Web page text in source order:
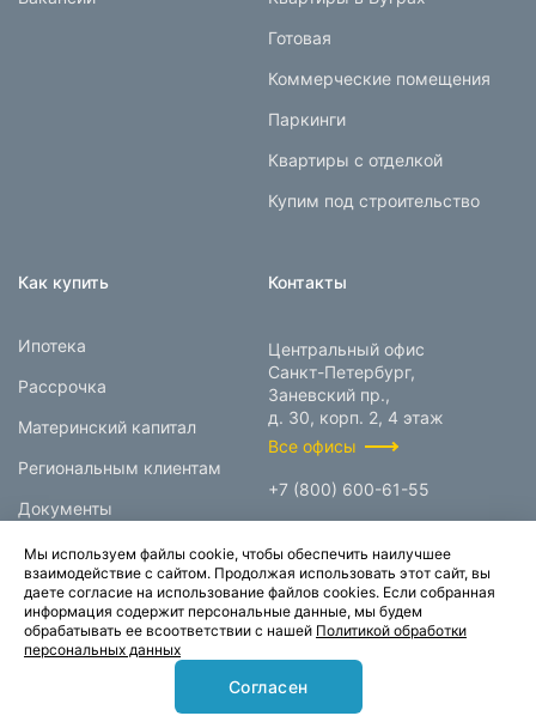
Готовая
Коммерческие помещения
Паркинги
Квартиры с отделкой
Купим под строительство
Как купить
Ипотека
Рассрочка
Материнский капитал
Региональным клиентам
Документы
Контакты
Центральный офис
Санкт-Петербург,
Заневский пр.,
д. 30, корп. 2, 4 этаж
Все офисы
+7 (800) 600-61-55
© 1995-2026.
Группа компаний «Прок»
Политика конфиденциальности
Мы используем файлы cookie, чтобы обеспечить наилучшее
взаимодействие с сайтом. Продолжая использовать этот сайт, вы
даете согласие на использование файлов cookies. Если собранная
информация содержит персональные данные, мы будем
обрабатывать ее всоответствии с нашей Политикой обработки
персональных данных
Согласен